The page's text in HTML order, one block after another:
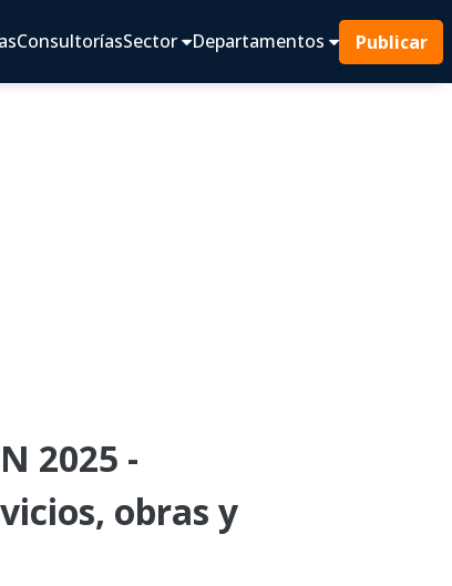
ConsultoríasSector Departamentos Publicar
2025 -
obras y